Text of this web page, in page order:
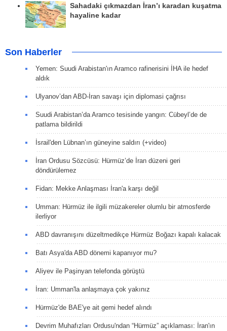
Sahadaki çıkmazdan İran’ı karadan kuşatma
hayaline kadar
Son Haberler
Yemen: Suudi Arabistan'ın Aramco rafinerisini İHA ile hedef
aldık
Ulyanov’dan ABD-İran savaşı için diplomasi çağrısı
Suudi Arabistan’da Aramco tesisinde yangın: Cübeyl’de de
patlama bildirildi
İsrail'den Lübnan’ın güneyine saldırı (+video)
İran Ordusu Sözcüsü: Hürmüz’de İran düzeni geri
döndürülemez
Fidan: Mekke Anlaşması İran'a karşı değil
Umman: Hürmüz ile ilgili müzakereler olumlu bir atmosferde
ilerliyor
ABD davranışını düzeltmedikçe Hürmüz Boğazı kapalı kalacak
Batı Asya'da ABD dönemi kapanıyor mu?
Aliyev ile Paşinyan telefonda görüştü
İran: Umman'la anlaşmaya çok yakınız
Hürmüz'de BAE'ye ait gemi hedef alındı
Devrim Muhafızları Ordusu'ndan “Hürmüz” açıklaması: İran'ın